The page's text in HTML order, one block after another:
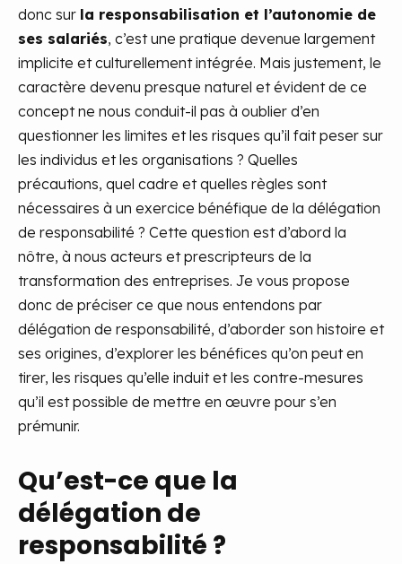
donc sur la responsabilisation et l’autonomie de
ses salariés, c’est une pratique devenue largement
implicite et culturellement intégrée. Mais justement, le
caractère devenu presque naturel et évident de ce
concept ne nous conduit-il pas à oublier d’en
questionner les limites et les risques qu’il fait peser sur
les individus et les organisations ? Quelles
précautions, quel cadre et quelles règles sont
nécessaires à un exercice bénéfique de la délégation
de responsabilité ? Cette question est d’abord la
nôtre, à nous acteurs et prescripteurs de la
transformation des entreprises. Je vous propose
donc de préciser ce que nous entendons par
délégation de responsabilité, d’aborder son histoire et
ses origines, d’explorer les bénéfices qu’on peut en
tirer, les risques qu’elle induit et les contre-mesures
qu’il est possible de mettre en œuvre pour s’en
prémunir.
Qu’est-ce que la
délégation de
responsabilité ?